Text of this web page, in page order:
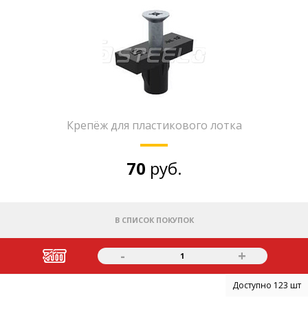
Крепёж для пластикового лотка
70 руб.
В СПИСОК ПОКУПОК
- 1 +
Доступно 123 шт